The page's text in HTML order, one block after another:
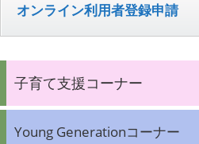
オンライン利用者登録申請
子育て支援コーナー
Young Generationコーナー